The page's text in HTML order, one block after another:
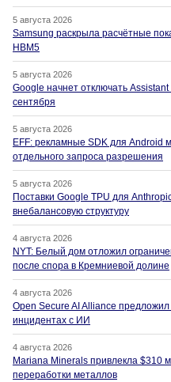
5 августа 2026
Samsung раскрыла расчётные
HBM5
5 августа 2026
Google начнет отключать
сентября
5 августа 2026
EFF: рекламные SDK для Android
отдельного запроса разрешения
5 августа 2026
Поставки Google TPU для
внебалансовую структуру
4 августа 2026
NYT: Белый дом отложил
после спора в Кремниевой долине
4 августа 2026
Open Secure AI Alliance
инцидентах с ИИ
4 августа 2026
Mariana Minerals привлекла $310
переработки металлов